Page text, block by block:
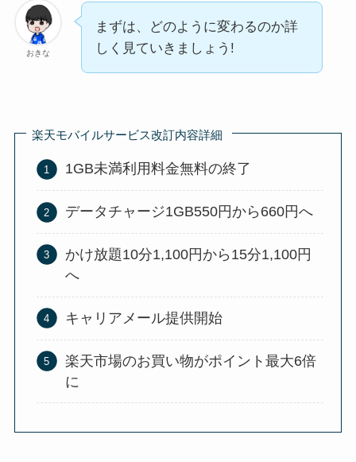
おきな
まずは、どのように変わるのか詳
しく見ていきましょう!
楽天モバイルサービス改訂内容詳細
1GB未満利用料金無料の終了
データチャージ1GB550円から660円へ
かけ放題10分1,100円から15分1,100円
へ
キャリアメール提供開始
楽天市場のお買い物がポイント最大6倍
に